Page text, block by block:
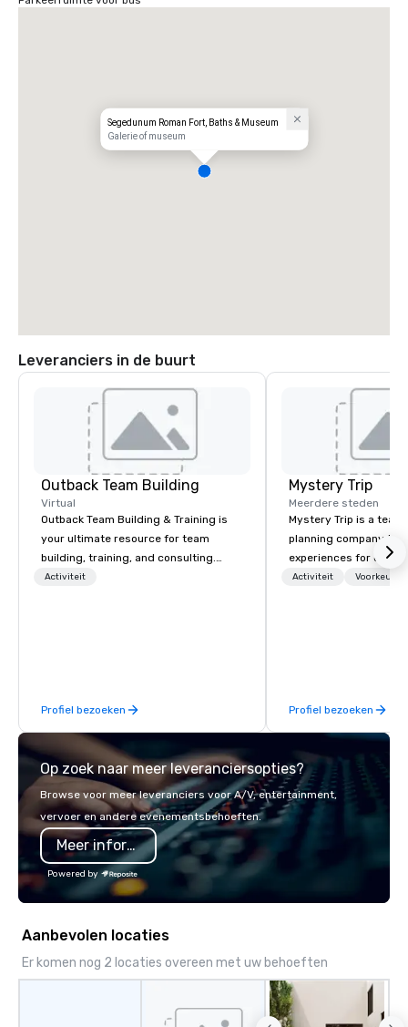
Segedunum Roman Fort, Baths & Museum
Galerie of museum
Leveranciers in de buurt
Outback Team Building
Virtual
Outback Team Building & Training is
your ultimate resource for team
building, training, and consulting.
Recommended by over 30,000+
Activiteit
Profiel bezoeken
Mystery Trip
Meerdere steden
Mystery Trip is a
planning company
experiences for our
"mystery" is that
with this philosophy
to create a space for
visceral experience. Over the last 15
years, we have
with hundreds of
Facebook, Netflix,
Activiteit
Profiel bezoeken
Op zoek naar meer leveranciersopties?
Browse voor meer leveranciers voor A/V, entertainment,
vervoer en andere evenementsbehoeften.
Meer informatie
Powered by
Aanbevolen locaties
Er komen nog 2 locaties overeen met uw behoeften